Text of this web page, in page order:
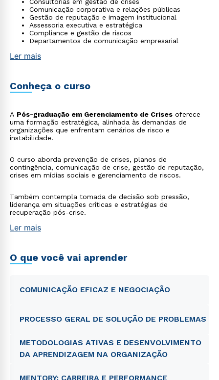
Comunicação corporativa e relações públicas
Gestão de reputação e imagem institucional
Assessoria executiva e estratégica
Compliance e gestão de riscos
Departamentos de comunicação empresarial
Ler mais
Conheça o curso
A Pós-graduação em Gerenciamento de Crises oferece
uma formação estratégica, alinhada às demandas de
organizações que enfrentam cenários de risco e
instabilidade.
O curso aborda prevenção de crises, planos de
contingência, comunicação de crise, gestão de reputação,
crises em mídias sociais e gerenciamento de riscos.
Também contempla tomada de decisão sob pressão,
liderança em situações críticas e estratégias de
recuperação pós-crise.
Ler mais
O que você vai aprender
COMUNICAÇÃO EFICAZ E NEGOCIAÇÃO
PROCESSO GERAL DE SOLUÇÃO DE PROBLEMAS
METODOLOGIAS ATIVAS E DESENVOLVIMENTO
DA APRENDIZAGEM NA ORGANIZAÇÃO
MENTORY: CARREIRA E PERFORMANCE